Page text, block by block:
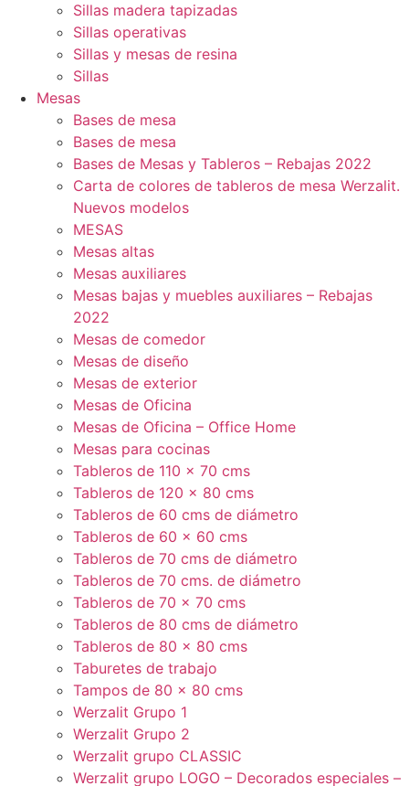
Sillas madera tapizadas
Sillas operativas
Sillas y mesas de resina
Sillas
Mesas
Bases de mesa
Bases de mesa
Bases de Mesas y Tableros – Rebajas 2022
Carta de colores de tableros de mesa Werzalit.
Nuevos modelos
MESAS
Mesas altas
Mesas auxiliares
Mesas bajas y muebles auxiliares – Rebajas
2022
Mesas de comedor
Mesas de diseño
Mesas de exterior
Mesas de Oficina
Mesas de Oficina – Office Home
Mesas para cocinas
Tableros de 110 x 70 cms
Tableros de 120 x 80 cms
Tableros de 60 cms de diámetro
Tableros de 60 x 60 cms
Tableros de 70 cms de diámetro
Tableros de 70 cms. de diámetro
Tableros de 70 x 70 cms
Tableros de 80 cms de diámetro
Tableros de 80 x 80 cms
Taburetes de trabajo
Tampos de 80 x 80 cms
Werzalit Grupo 1
Werzalit Grupo 2
Werzalit grupo CLASSIC
Werzalit grupo LOGO – Decorados especiales –